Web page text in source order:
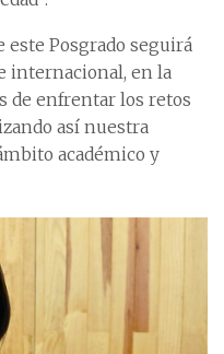
este Posgrado seguirá
internacional, en la
de enfrentar los retos
así nuestra
académico y